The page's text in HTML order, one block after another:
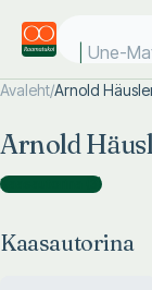
Une-
Avaleht/Arnold
Arnold
Kaasautorina )
Kaasautorina